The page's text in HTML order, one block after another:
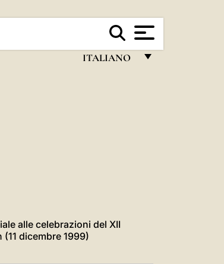
ITALIANO
POLSKI
العربيّة
alle celebrazioni del XII
dicembre 1999)